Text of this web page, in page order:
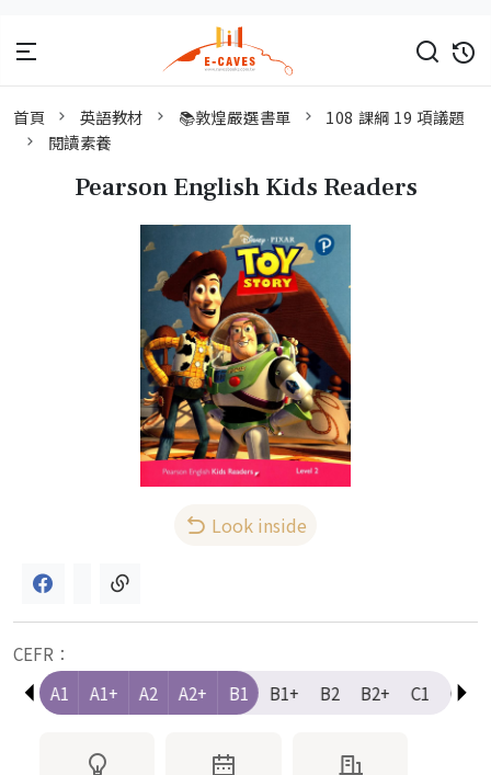
首頁 英語教材 📚敦煌嚴選書單
108 課綱 19 項議題
閱讀素養
Pearson English Kids Readers
Look inside
CEFR：
A1
A1 A1+ A2 A2+ B1 B1+ B2 B2+ C1 C1+